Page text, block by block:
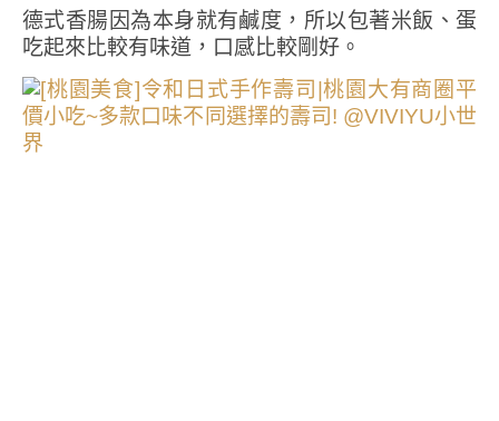
德式香腸因為本身就有鹹度，所以包著米飯、蛋
吃起來比較有味道，口感比較剛好。